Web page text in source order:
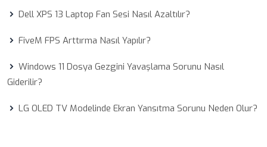
Dell XPS 13 Laptop Fan Sesi Nasıl Azaltılır?
FiveM FPS Arttırma Nasıl Yapılır?
Windows 11 Dosya Gezgini Yavaşlama Sorunu Nasıl
Giderilir?
LG OLED TV Modelinde Ekran Yansıtma Sorunu Neden Olur?